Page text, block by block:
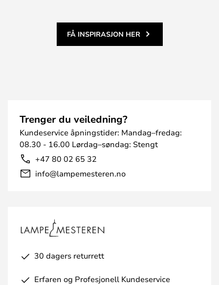
FÅ INSPIRASJON HER
Trenger du veiledning?
Kundeservice åpningstider: Mandag–fredag:
08.30 - 16.00 Lørdag–søndag: Stengt
+47 80 02 65 32
info@lampemesteren.no
30 dagers returrett
Erfaren og Profesjonell Kundeservice